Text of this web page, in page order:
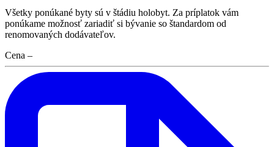
Všetky ponúkané byty sú v štádiu holobyt. Za príplatok vám
ponúkame možnosť zariadiť si bývanie so štandardom od
renomovaných dodávateľov.
Cena –